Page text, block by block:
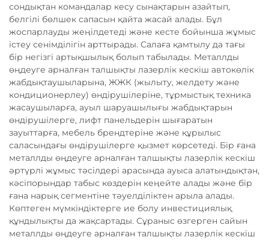
сондықтан командалар кесу сынақтарын азайтып,
белгілі бөлшек сапасын қайта жасай алады. Бұл
жоспарлауды жеңілдетеді және кесте бойынша жұмыс
істеу сенімділігін арттырады. Салаға қамтылу да тағы
бір негізгі артықшылық болып табылады. Металлды
өңдеуге арналған талшықты лазерлік кескіш автокөлік
жабдықтаушыларына, ЖЖК (жылыту, желдету және
кондиционерлеу) өндірушілеріне, тұрмыстық техника
жасаушыларға, ауыл шаруашылығы жабдықтарын
өндірушілерге, лифт панельдерін шығаратын
зауыттарға, мебель брендтеріне және құрылыс
саласындағы өндірушілерге қызмет көрсетеді. Бір ғана
металлды өңдеуге арналған талшықты лазерлік кескіш
әртүрлі жұмыс тәсілдері арасында ауыса алатындықтан,
кәсіпорындар табыс көздерін кеңейте алады және бір
ғана нарық сегментіне тәуелділіктен арыла алады.
Көптеген мүмкіндіктерге ие болу инвестициялық
құндылықты да жақсартады. Сұраныс өзгерген сайын
металлды өңдеуге арналған талшықты лазерлік кескіш